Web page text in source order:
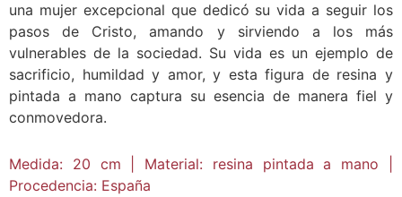
una mujer excepcional que dedicó su vida a seguir los
pasos de Cristo, amando y sirviendo a los más
vulnerables de la sociedad. Su vida es un ejemplo de
sacrificio, humildad y amor, y esta figura de resina y
pintada a mano captura su esencia de manera fiel y
conmovedora.
Medida: 20 cm | Material: resina pintada a mano |
Procedencia: España